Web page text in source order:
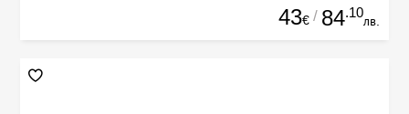
43€ / 84.10
лв.